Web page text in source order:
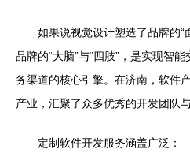
如果说视觉设计塑造了品牌的“
品牌的“大脑”与“四肢”，是实现智
务渠道的核心引擎。在济南，软件
产业，汇聚了众多优秀的开发团队与
定制软件开发服务涵盖广泛：